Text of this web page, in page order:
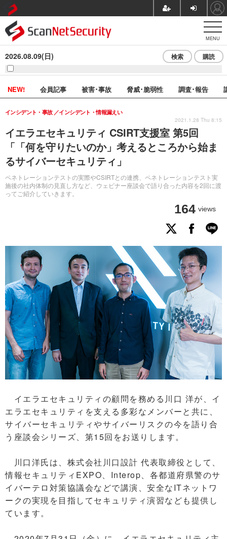
MENU
2026.08.09(日) 検索 購読
NEW! 会員記事 被害･事故 脅威･脆弱性 調査･報告
イエラエセキュリティ CSIRT支援室 第5回
「「何を守りたいのか」考えるところから始ま
るサイバーセキュリティ」
ペネトレーションテストの実際やCSIRTとの連携、ペネトレーションテスト実
施後の社内体制の見直し方など、ウェビナー座談会で語り合った内容を2回に渡
ってご紹介していきます。
インシデント・事故 インシデント・情報漏えい
164 views
2021.1.28 Thu 8:15
イエラエセキュリティの顧問を務める川口 洋が、イ
エラエセキュリティを支える多彩なメンバーと共に、
サイバーセキュリティやサイバーリスクの今を語り合
う座談会シリーズ、第15回をお送りします。
川口洋氏は、株式会社川口設計 代表取締役として、
情報セキュリティEXPO、Interop、各都道府県警のサ
イバーテロ対策協議会などで講演、安全なITネットワ
ークの実現を目指してセキュリティ演習なども提供し
ています。